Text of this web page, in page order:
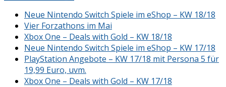
Neue Nintendo Switch Spiele im eShop – KW 18/18
Vier Forzathons im Mai
Xbox One – Deals with Gold – KW 18/18
Neue Nintendo Switch Spiele im eShop – KW 17/18
PlayStation Angebote – KW 17/18 mit Persona 5 für
19,99 Euro, uvm.
Xbox One – Deals with Gold – KW 17/18